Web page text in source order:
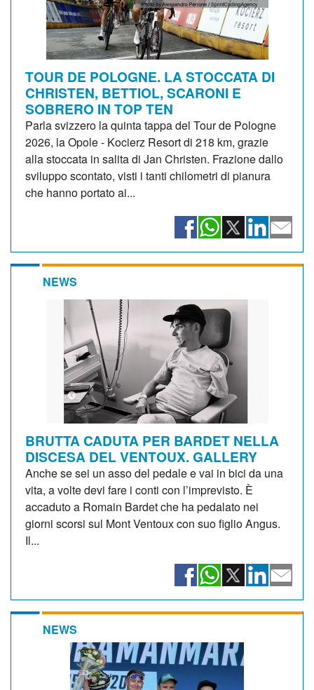
TOUR DE POLOGNE. LA STOCCATA DI
CHRISTEN, BETTIOL, SCARONI E
SOBRERO IN TOP TEN
Parla svizzero la quinta tappa del Tour de Pologne
2026, la Opole - Kocierz Resort di 218 km, grazie
alla stoccata in salita di Jan Christen. Frazione dallo
sviluppo scontato, visti i tanti chilometri di pianura
che hanno portato ai...
NEWS
BRUTTA CADUTA PER BARDET NELLA
DISCESA DEL VENTOUX. GALLERY
Anche se sei un asso del pedale e vai in bici da una
vita, a volte devi fare i conti con l’imprevisto. È
accaduto a Romain Bardet che ha pedalato nei
giorni scorsi sul Mont Ventoux con suo figlio Angus.
Il...
NEWS